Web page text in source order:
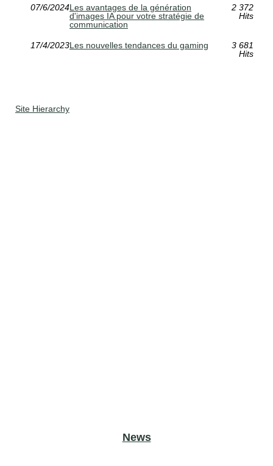
07/6/2024Les avantages de la génération
d'images IA pour votre stratégie de
communication
2 372
Hits
17/4/2023Les nouvelles tendances du gaming
3 681
Hits
Site Hierarchy
News